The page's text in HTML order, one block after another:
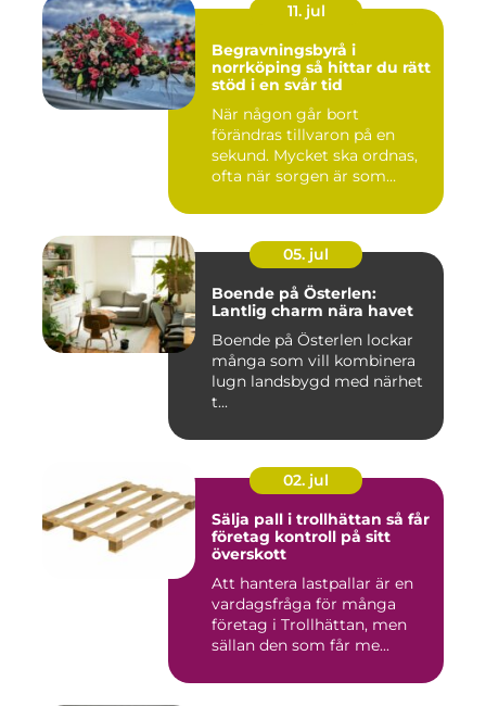
11. jul
Begravningsbyrå i
norrköping så hittar du rätt
stöd i en svår tid
När någon går bort
förändras tillvaron på en
sekund. Mycket ska ordnas,
ofta när sorgen är som
05. jul
Boende på Österlen:
Lantlig charm nära havet
Boende på Österlen lockar
många som vill kombinera
lugn landsbygd med närhet
t...
02. jul
Sälja pall i trollhättan så får
företag kontroll på sitt
överskott
Att hantera lastpallar är en
vardagsfråga för många
företag i Trollhättan, men
sällan den som får me...